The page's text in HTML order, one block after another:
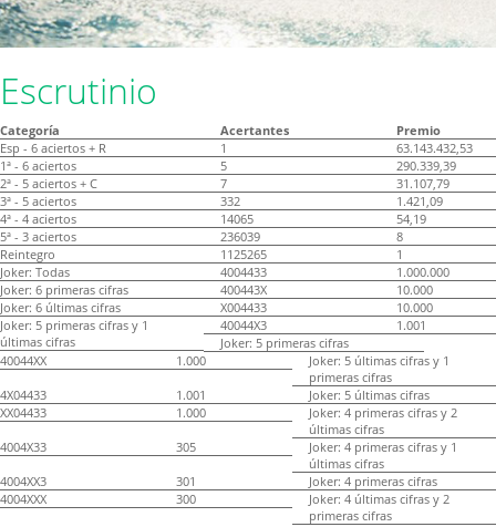
Escrutinio
Categoría Acertantes
Premio
Esp - 6 aciertos + R
1
63.143.432,53
1ª - 6 aciertos
5
290.339,39
2ª - 5 aciertos + C
7
31.107,79
3ª - 5 aciertos
332
1.421,09
4ª - 4 aciertos
14065
54,19
5ª - 3 aciertos
236039
8
Reintegro
1125265
1
Joker: Todas
4004433
1.000.000
Joker: 6 primeras cifras
400443X
10.000
Joker: 6 últimas cifras
X004433
10.000
Joker: 5 primeras cifras y 1
últimas cifras
40044X3
1.001
Joker: 5 primeras cifras
40044XX
1.000
Joker: 5 últimas cifras y 1
primeras cifras
4X04433
1.001
Joker: 5 últimas cifras
XX04433
1.000
Joker: 4 primeras cifras y 2
últimas cifras
4004X33
305
Joker: 4 primeras cifras y 1
últimas cifras
4004XX3
301
Joker: 4 primeras cifras
4004XXX
300
Joker: 4 últimas cifras y 2
primeras cifras